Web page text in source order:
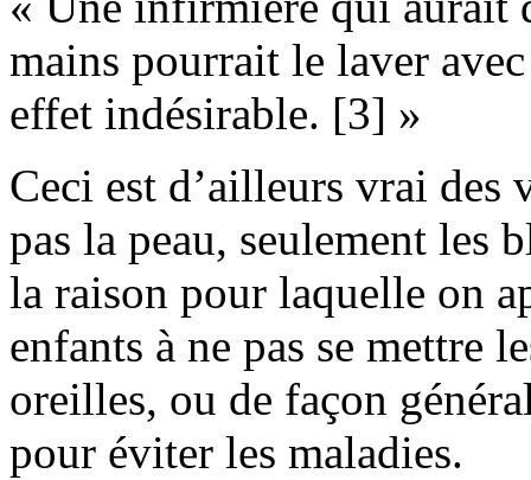
mains pourrait le laver
effet indésirable. [3] »
Ceci est d’ailleurs vrai des
pas la peau, seulement les
la raison pour laquelle on
enfants à ne pas se mettre
oreilles, ou de façon
pour éviter les maladies.